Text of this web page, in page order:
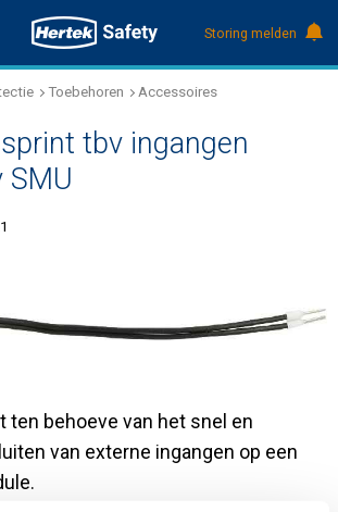
Storing melden
Productdocumentatie (DMS)
+31 (0)495 584111
Toebehoren Accessoires
tbv ingangen
SMU
ten behoeve van het snel en
van externe ingangen op een